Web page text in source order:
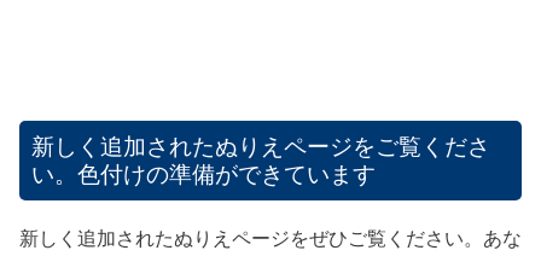
新しく追加されたぬりえページをご覧くださ
い。色付けの準備ができています
新しく追加されたぬりえページをぜひご覧ください。あな